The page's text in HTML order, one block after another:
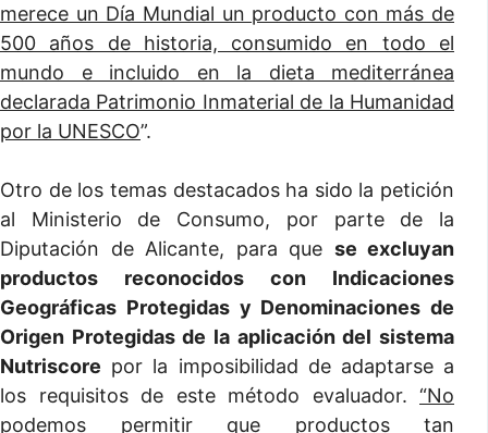
merece un Día Mundial un producto con más de
500 años de historia, consumido en todo el
mundo e incluido en la dieta mediterránea
declarada Patrimonio Inmaterial de la Humanidad
por la UNESCO”.
Otro de los temas destacados ha sido la petición
al Ministerio de Consumo, por parte de la
Diputación de Alicante, para que se excluyan
productos reconocidos con Indicaciones
Geográficas Protegidas y Denominaciones de
Origen Protegidas de la aplicación del sistema
Nutriscore por la imposibilidad de adaptarse a
los requisitos de este método evaluador. “No
podemos permitir que productos tan